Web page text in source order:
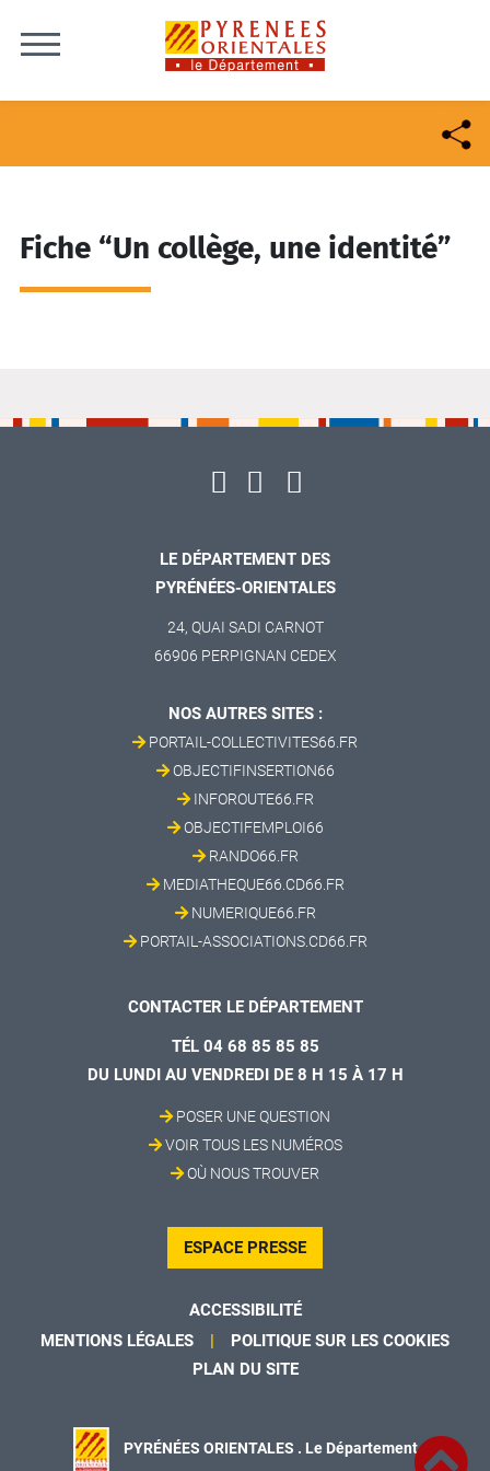
Fiche “Un collège, une identité”
LE DÉPARTEMENT DES
PYRÉNÉES-ORIENTALES
24, QUAI SADI CARNOT
66906 PERPIGNAN CEDEX
NOS AUTRES SITES :
PORTAIL-COLLECTIVITES66.FR
OBJECTIFINSERTION66
INFOROUTE66.FR
OBJECTIFEMPLOI66
RANDO66.FR
MEDIATHEQUE66.CD66.FR
NUMERIQUE66.FR
PORTAIL-ASSOCIATIONS.CD66.FR
CONTACTER LE DÉPARTEMENT
TÉL 04 68 85 85 85
DU LUNDI AU VENDREDI DE 8 H 15 À 17 H
POSER UNE QUESTION
VOIR TOUS LES NUMÉROS
OÙ NOUS TROUVER
ESPACE PRESSE
ACCESSIBILITÉ
MENTIONS LÉGALES
POLITIQUE SUR LES COOKIES
PLAN DU SITE
PYRÉNÉES ORIENTALES . Le Département